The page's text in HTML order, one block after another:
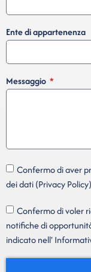
Ente di appartenenza
Messaggio
Confermo di aver
dei dati (Privacy
Confermo di voler
notifiche di
indicato nell'